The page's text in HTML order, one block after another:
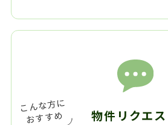
物件リクエス